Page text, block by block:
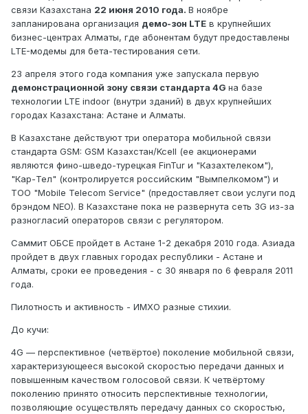
связи Казахстана 22 июня 2010 года. В ноябре
запланирована организация демо-зон LTE в крупнейших
бизнес-центрах Алматы, где абонентам будут предоставлены
LTE-модемы для бета-тестирования сети.
23 апреля этого года компания уже запускала первую
демонстрационной зону связи стандарта 4G на базе
технологии LTE indoor (внутри зданий) в двух крупнейших
городах Казахстана: Астане и Алматы.
В Казахстане действуют три оператора мобильной связи
стандарта GSM: GSM Казахстан/Kcell (ее акционерами
являются фино-шведо-турецкая FinTur и "Казахтелеком"),
"Кар-Тел" (контролируется российским "Вымпелкомом") и
ТОО "Mobile Telecom Service" (предоставляет свои услуги под
брэндом NEO). В Казахстане пока не развернута сеть 3G из-за
разногласий операторов связи с регулятором.
Саммит ОБСЕ пройдет в Астане 1-2 декабря 2010 года. Азиада
пройдет в двух главных городах республики - Астане и
Алматы, сроки ее проведения - с 30 января по 6 февраля 2011
года.
Пилотность и активность - ИМХО разные стихии.
До кучи:
4G — перспективное (четвёртое) поколение мобильной связи,
характеризующееся высокой скоростью передачи данных и
повышенным качеством голосовой связи. К четвёртому
поколению принято относить перспективные технологии,
позволяющие осуществлять передачу данных со скоростью,